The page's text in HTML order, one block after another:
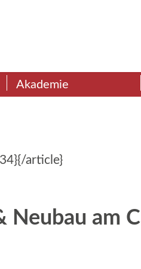
Akademie
article}
am